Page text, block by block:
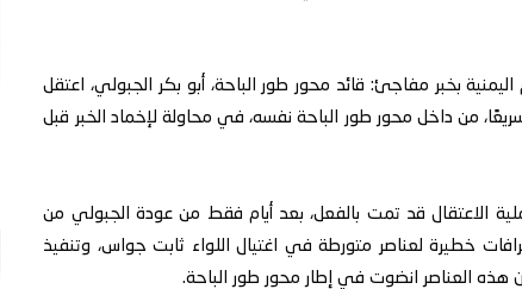
بخبر مفاجئ: قائد محور طور الباحة، أبو بكر الجبولي، اعتقل
من داخل محور طور الباحة نفسه، في محاولة لإخماد الخبر قبل
الاعتقال قد تمت بالفعل، بعد أيام فقط من عودة الجبولي من
خطيرة لعناصر متورطة في اغتيال اللواء ثابت جواس، وتنفيذ
هذه العناصر انضوت في إطار محور طور الباحة.